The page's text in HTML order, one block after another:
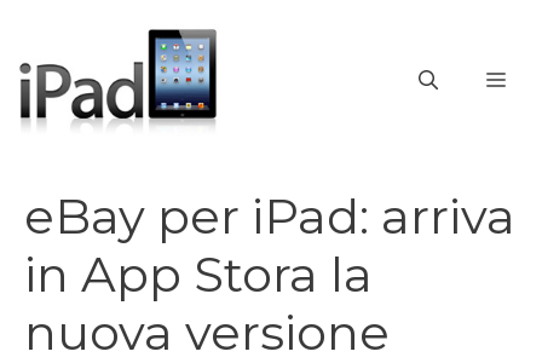
contenuto
eBay per iPad: arriva
in App Stora la
nuova versione